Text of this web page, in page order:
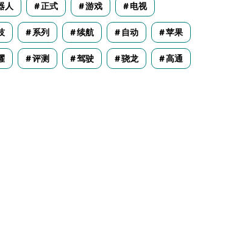
人 正式 游戏 电视
系列 续航 自动 苹果
评测 驾驶 骁龙 高通